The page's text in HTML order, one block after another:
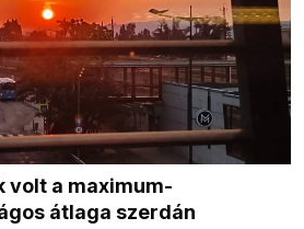
volt a maximum-
átlaga szerdán